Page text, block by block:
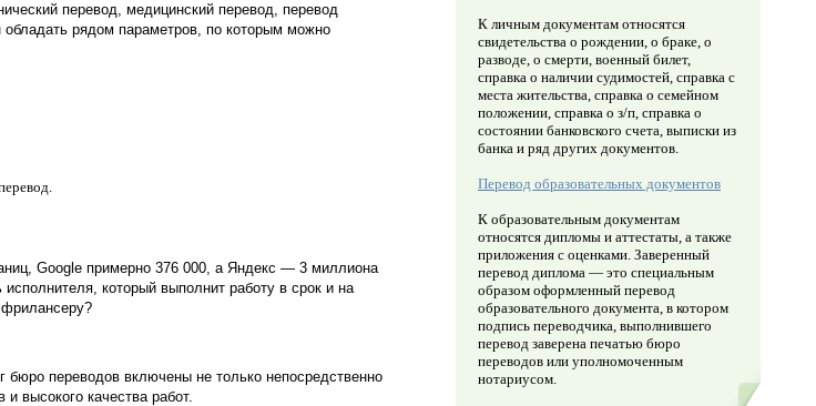
К личным документам относятся
свидетельства о рождении, о браке, о
разводе, о смерти, военный билет,
справка о наличии судимостей, справка с
места жительства, справка о семейном
положении, справка о з/п, справка о
состоянии банковского счета, выписки из
банка и ряд других документов.
Перевод образовательных документов
К образовательным документам
относятся дипломы и аттестаты, а также
приложения с оценками. Заверенный
перевод диплома — это специальным
образом оформленный перевод
образовательного документа, в котором
подпись переводчика, выполнившего
перевод заверена печатью бюро
переводов или уполномоченным
нотариусом.
перевод, медицинский перевод, перевод
рядом параметров, по которым можно
Google примерно 376 000, а Яндекс — 3 миллиона
который выполнит работу в срок и на
переводов включены не только непосредственно
высокого качества работ.